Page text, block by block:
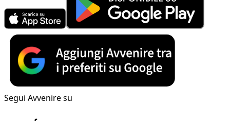
Segui Avvenire su